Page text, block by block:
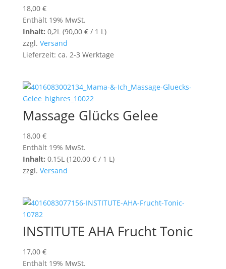
18,00 €
Enthält 19% MwSt.
Inhalt: 0,2L (90,00 €/ 1 L)
zzgl. Versand
Lieferzeit: ca. 2-3 Werktage
Massage Glücks Gelee
18,00 €
Enthält 19% MwSt.
Inhalt: 0,15L (120,00 €/ 1 L)
zzgl. Versand
INSTITUTE AHA Frucht Tonic
17,00 €
Enthält 19% MwSt.